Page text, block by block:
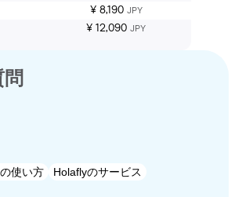
¥ 8,190 JPY
¥ 12,090 JPY
使い方 Holaflyのサービス